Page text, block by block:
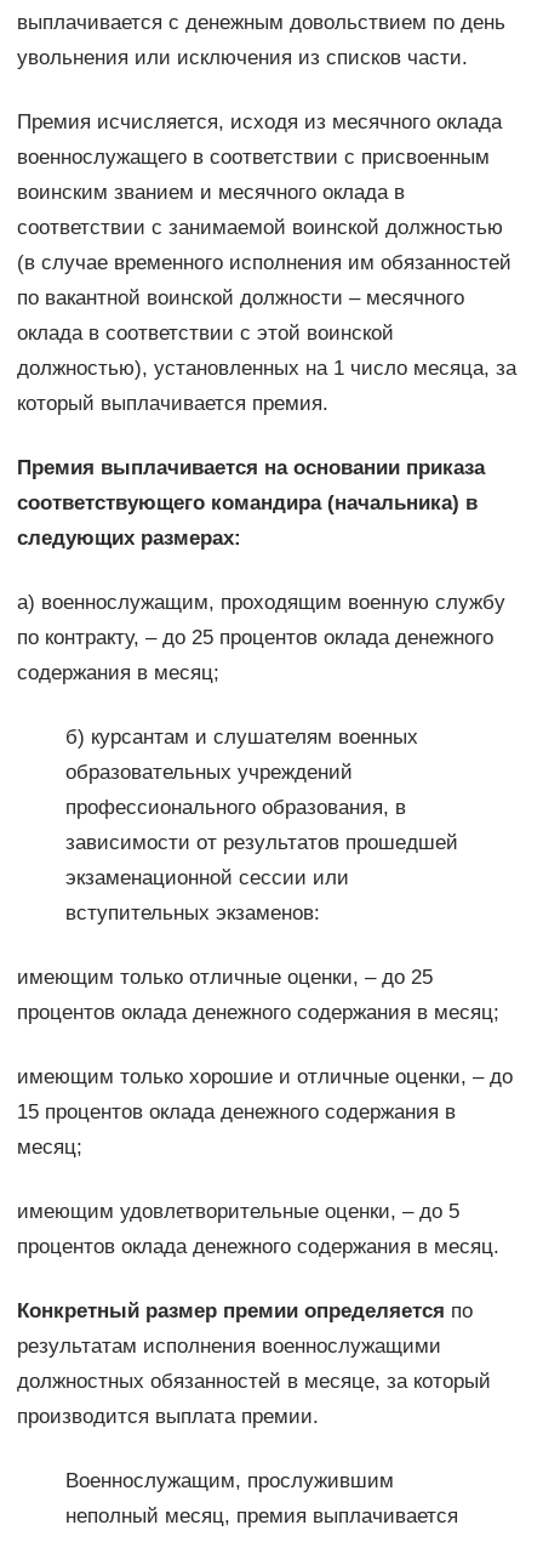
выплачивается с денежным довольствием по день
увольнения или исключения из списков части.
Премия исчисляется, исходя из месячного оклада
военнослужащего в соответствии с присвоенным
воинским званием и месячного оклада в
соответствии с занимаемой воинской должностью
(в случае временного исполнения им обязанностей
по вакантной воинской должности – месячного
оклада в соответствии с этой воинской
должностью), установленных на 1 число месяца, за
который выплачивается премия.
Премия выплачивается на основании приказа
соответствующего командира (начальника) в
следующих размерах:
а) военнослужащим, проходящим военную службу
по контракту, – до 25 процентов оклада денежного
содержания в месяц;
б) курсантам и слушателям военных
образовательных учреждений
профессионального образования, в
зависимости от результатов прошедшей
экзаменационной сессии или
вступительных экзаменов:
имеющим только отличные оценки, – до 25
процентов оклада денежного содержания в месяц;
имеющим только хорошие и отличные оценки, – до
15 процентов оклада денежного содержания в
месяц;
имеющим удовлетворительные оценки, – до 5
процентов оклада денежного содержания в месяц.
Конкретный размер премии определяется по
результатам исполнения военнослужащими
должностных обязанностей в месяце, за который
производится выплата премии.
Военнослужащим, прослужившим
неполный месяц, премия выплачивается